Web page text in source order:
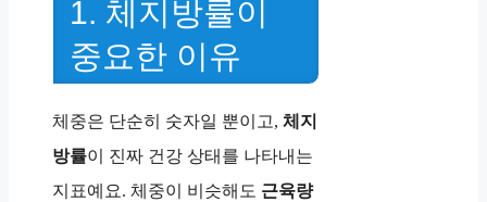
1. 체지방률이
중요한 이유
체중은 단순히 숫자일 뿐이고, 체지
방률이 진짜 건강 상태를 나타내는
지표예요. 체중이 비슷해도 근육량